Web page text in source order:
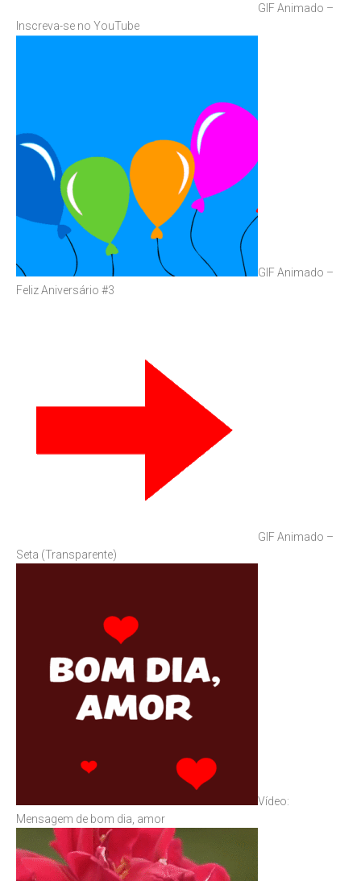
GIF Animado –
Inscreva-se no YouTube
GIF Animado –
Feliz Aniversário #3
GIF Animado –
Seta (Transparente)
Vídeo:
Mensagem de bom dia, amor